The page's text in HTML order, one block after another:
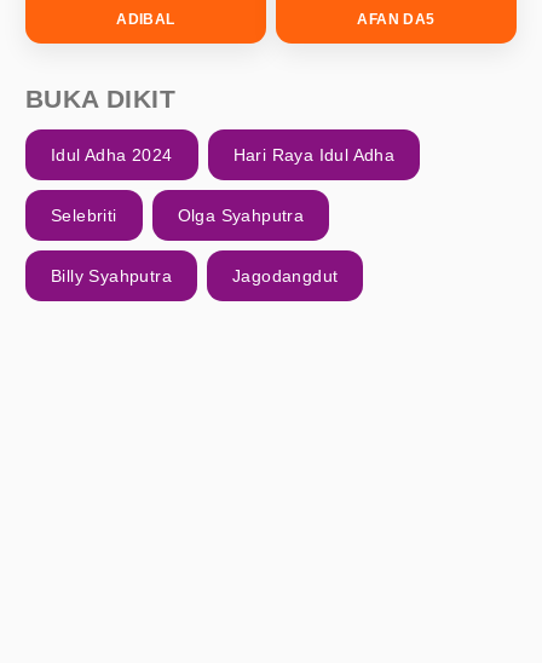
ADIBAL AFAN DA5
BUKA DIKIT
Idul Adha 2024 Hari Raya Idul Adha
Selebriti Olga Syahputra
Billy Syahputra Jagodangdut